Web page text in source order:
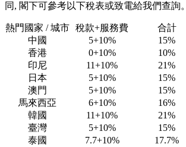
同, 閣下可參考以下稅表或致電給我們查詢。
熱門國家 / 城市 稅款+服務費
合計
中國
5+10%
15%
香港
0+10%
10%
印尼
11+10%
21%
日本
5+10%
15%
澳門
5+10%
15%
馬來西亞
6+10%
16%
韓國
11+10%
21%
臺灣
5+10%
15%
泰國
7.7+10%
17.7%